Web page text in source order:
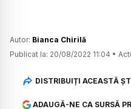
Autor: Bianca Chirilă
Publicat la: 20/08/2022 11:04 •
DISTRIBUIȚI ACEASTĂ
ADAUGĂ-NE CA SURSĂ